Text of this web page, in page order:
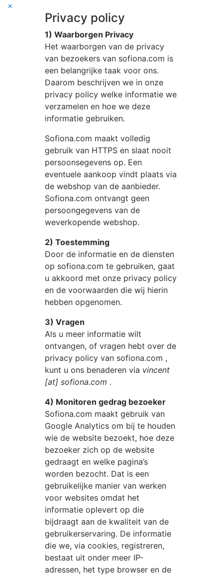
×
Privacy policy
1) Waarborgen Privacy
Het waarborgen van de privacy
van bezoekers van sofiona.com is
een belangrijke taak voor ons.
Daarom beschrijven we in onze
privacy policy welke informatie we
verzamelen en hoe we deze
informatie gebruiken.
Sofiona.com maakt volledig
gebruik van HTTPS en slaat nooit
persoonsegevens op. Een
eventuele aankoop vindt plaats via
de webshop van de aanbieder.
Sofiona.com ontvangt geen
persoongegevens van de
weverkopende webshop.
2) Toestemming
Door de informatie en de diensten
op sofiona.com te gebruiken, gaat
u akkoord met onze privacy policy
en de voorwaarden die wij hierin
hebben opgenomen.
3) Vragen
Als u meer informatie wilt
ontvangen, of vragen hebt over de
privacy policy van sofiona.com ,
kunt u ons benaderen via vincent
[at] sofiona.com .
4) Monitoren gedrag bezoeker
Sofiona.com maakt gebruik van
Google Analytics om bij te houden
wie de website bezoekt, hoe deze
bezoeker zich op de website
gedraagt en welke pagina’s
worden bezocht. Dat is een
gebruikelijke manier van werken
voor websites omdat het
informatie oplevert op die
bijdraagt aan de kwaliteit van de
gebruikerservaring. De informatie
die we, via cookies, registreren,
bestaat uit onder meer IP-
adressen, het type browser en de